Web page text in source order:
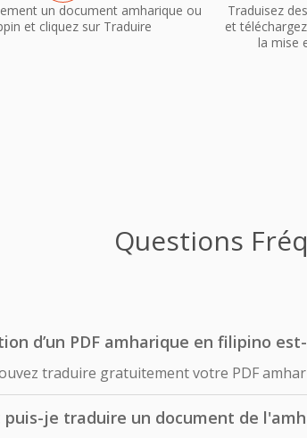
un document amharique ou
et cliquez sur Traduire
Traduisez
et
la mise
Questions
d’un PDF amharique en filipino
traduire gratuitement votre PDF
puis-je traduire un document de